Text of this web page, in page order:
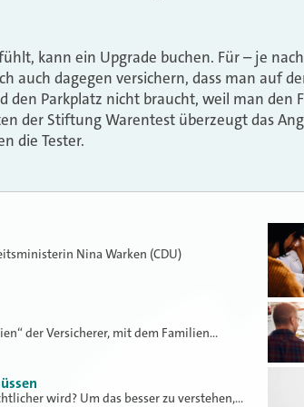
kann ein Upgrade buchen. Für – je
auch dagegen versichern, dass man auf
Parkplatz nicht braucht, weil man den
der Stiftung Warentest überzeugt das
die Tester.
Nina Warken (CDU)
der Versicherer, mit dem Familien…
wird? Um das besser zu verstehen,…